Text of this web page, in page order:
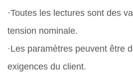
·Toutes les lectures sont des
tension nominale.
·Les paramètres peuvent être
exigences du client.